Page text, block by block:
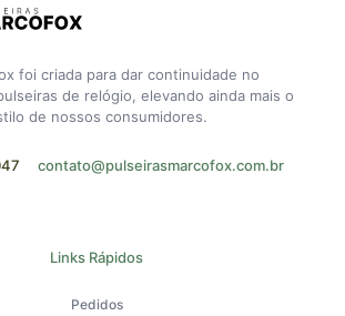
foi criada para dar continuidade no
de relógio, elevando ainda mais o
de nossos consumidores.
contato@pulseirasmarcofox.com.br
Links Rápidos
Pedidos